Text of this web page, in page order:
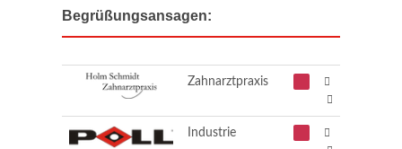
Begrüßungsansagen:
Zahnarztpraxis
Industrie